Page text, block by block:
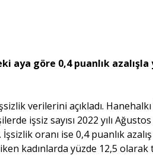
aya göre 0,4 puanlık azalışla
verilerini açıkladı. Hanehalkı
işsiz sayısı 2022 yılı
oranı ise 0,4 puanlık
kadınlarda yüzde 12,5 olarak